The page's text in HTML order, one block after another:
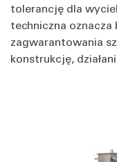
tolerancję dla
techniczna
zagwarantowania
konstrukcję,